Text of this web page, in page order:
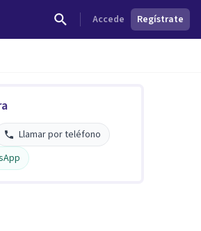
Accede Regístrate
Llamar por teléfono